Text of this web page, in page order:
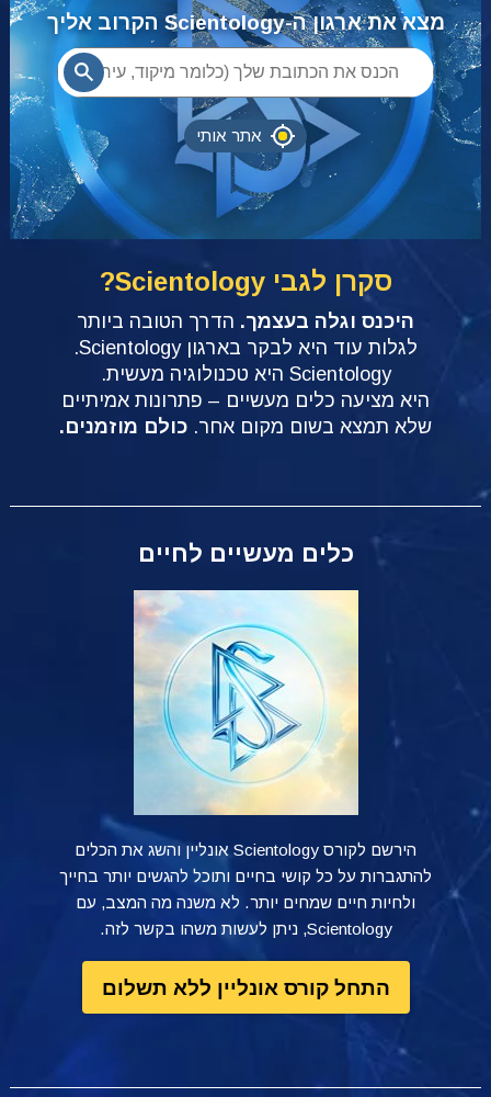
מצא את ארגון ה-Scientology הקרוב אליך
אתר אותי
סקרן לגבי Scientology?
היכנס וגלה בעצמך. הדרך הטובה ביותר
לגלות עוד היא לבקר בארגון Scientology.‏
Scientology היא טכנולוגיה מעשית.
היא מציעה כלים מעשיים – פתרונות אמיתיים
שלא תמצא בשום מקום אחר. כולם מוזמנים.
כלים מעשיים לחיים
הירשם לקורס Scientology אונליין והשג את הכלים
להתגברות על כל קושי בחיים ותוכל להגשים יותר בחייך
ולחיות חיים שמחים יותר. לא משנה מה המצב, עם
Scientology, ניתן לעשות משהו בקשר לזה.
התחל קורס אונליין ללא תשלום